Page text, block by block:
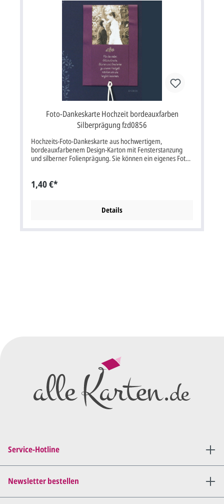
Foto-Dankeskarte Hochzeit bordeauxfarben
Silberprägung fzd0856
Hochzeits-Foto-Dankeskarte aus hochwertigem,
bordeauxfarbenem Design-Karton mit Fensterstanzung
und silberner Folienprägung. Sie können ein eigenes Foto
Klappkarte im Format: 11x16,5 cm bxh (aufgeklappt
22x16,5 cm bxh). Unsere Empfehlung als Druckfarbe für
ist inkl. Briefumschlag. Passende Karten:
1,40 €*
Details
Service-Hotline
Newsletter bestellen